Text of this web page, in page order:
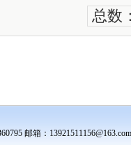
总数
邮箱：